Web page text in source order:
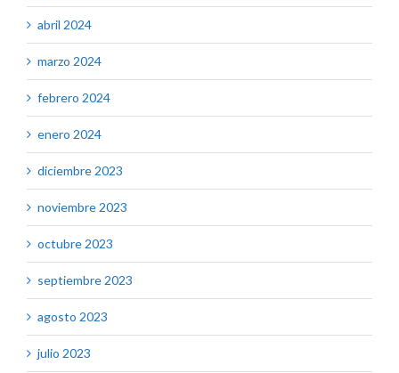
abril 2024
marzo 2024
febrero 2024
enero 2024
diciembre 2023
noviembre 2023
octubre 2023
septiembre 2023
agosto 2023
julio 2023